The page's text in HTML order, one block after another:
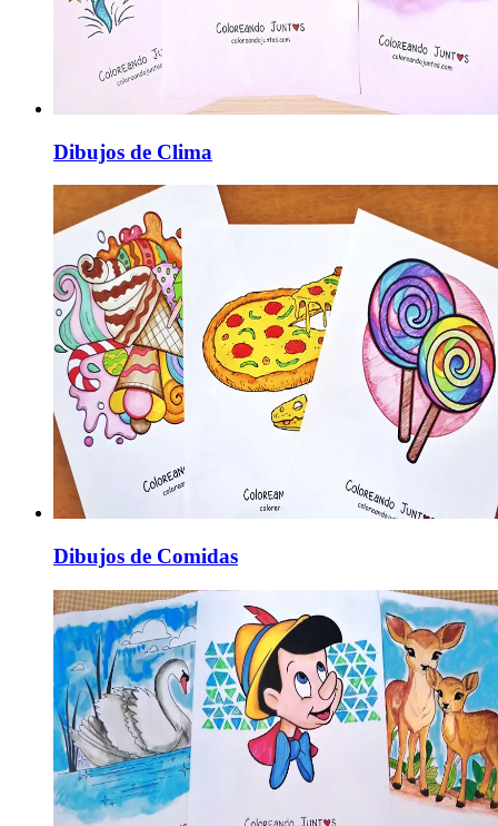
Dibujos de Clima
Dibujos de Comidas